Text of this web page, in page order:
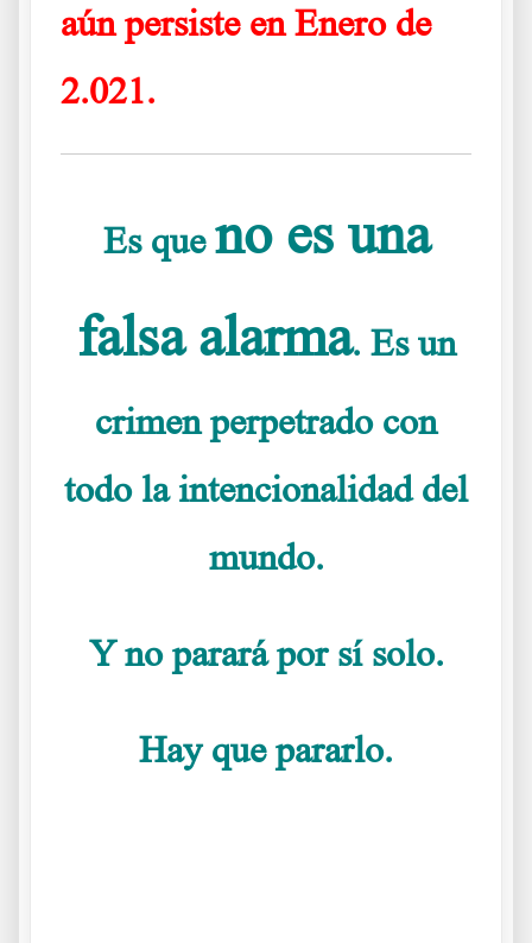
aún persiste en Enero de
2.021.
Es queno es una
falsa alarma. Es un
crimen perpetrado con
todo la intencionalidad del
mundo.
Y no parará por sí solo.
Hay que pararlo.